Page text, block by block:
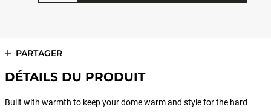
PARTAGER
DÉTAILS DU PRODUIT
Built with warmth to keep your dome warm and style for the hard